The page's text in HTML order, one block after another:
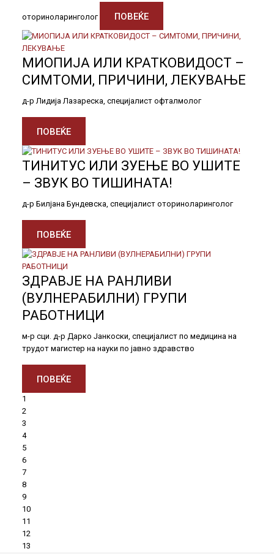
оториноларинголог ПОВЕЌЕ
МИОПИЈА ИЛИ КРАТКОВИДОСТ –
СИМТОМИ, ПРИЧИНИ, ЛЕКУВАЊЕ
д-р Лидија Лазареска, специјалист офталмолог
ПОВЕЌЕ
ТИНИТУС ИЛИ ЗУЕЊЕ ВО УШИТЕ
– ЗВУК ВО ТИШИНАТА!
д-р Билјана Бундевска, специјалист оториноларинголог
ПОВЕЌЕ
ЗДРАВЈЕ НА РАНЛИВИ
(ВУЛНЕРАБИЛНИ) ГРУПИ
РАБОТНИЦИ
м-р сци. д-р Дарко Јанкоски, специјалист по медицина на
трудот магистер на науки по јавно здравство
ПОВЕЌЕ
1
2
3
4
5
6
7
8
9
10
11
12
13